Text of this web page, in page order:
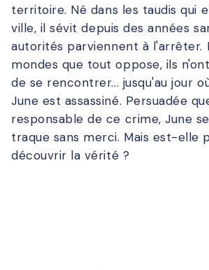
territoire. Né dans les taudis qui
ville, il sévit depuis des années
autorités parviennent à l'arrêter.
mondes que tout oppose, ils
de se rencontrer... jusqu'au jour
June est assassiné. Persuadée
responsable de ce crime, June
traque sans merci. Mais est-elle
découvrir la vérité ?